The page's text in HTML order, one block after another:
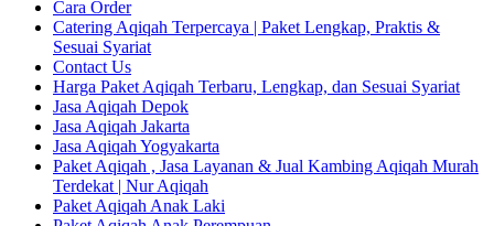
Cara Order
Catering Aqiqah Terpercaya | Paket Lengkap, Praktis &
Sesuai Syariat
Contact Us
Harga Paket Aqiqah Terbaru, Lengkap, dan Sesuai Syariat
Jasa Aqiqah Depok
Jasa Aqiqah Jakarta
Jasa Aqiqah Yogyakarta
Paket Aqiqah , Jasa Layanan & Jual Kambing Aqiqah Murah
Terdekat | Nur Aqiqah
Paket Aqiqah Anak Laki